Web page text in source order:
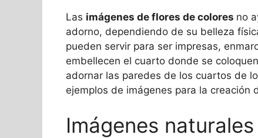
Las imágenes de flores de colores no
adorno, dependiendo de su belleza
pueden servir para ser impresas,
embellecen el cuarto donde se
adornar las paredes de los cuartos de
ejemplos de imágenes para la creación
Imágenes naturales